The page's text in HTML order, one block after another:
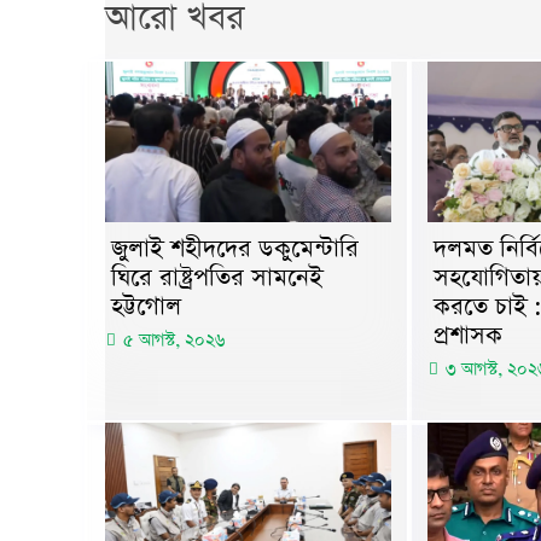
আরো খবর
জুলাই শহীদদের ডকুমেন্টারি
ঘিরে রাষ্ট্রপতির সামনেই
হট্টগোল
৫ আগস্ট, ২০২৬
দলমত
করতে চাই
প্রশাসক
৩ আগস্ট,